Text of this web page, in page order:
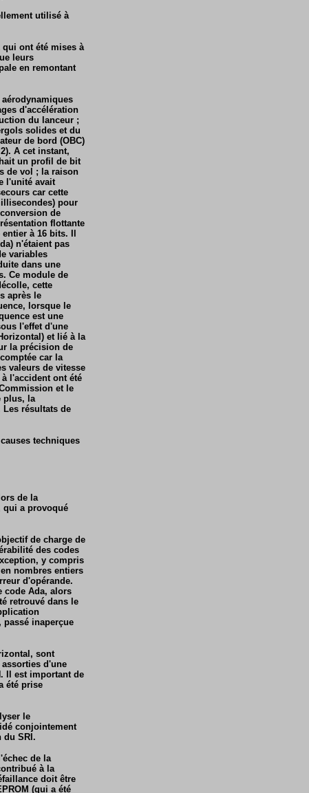
utilisé à
qui ont été mises à
leurs
en remontant
d'accélération
du lanceur ;
solides et du
de bord (OBC)
A cet instant,
un profil de bit
de vol ; la raison
l'unité avait
car cette
pour
de
flottante
à 16 bits. Il
n'étaient pas
variables
dans une
Ce module de
cette
après le
lorsque le
est une
l'effet d'une
et lié à la
la précision de
car la
valeurs de vitesse
l'accident ont été
et le
plus, la
résultats de
techniques
de la
qui a provoqué
de charge de
des codes
y compris
nombres entiers
d'opérande.
code Ada, alors
retrouvé dans le
inaperçue
sont
d'une
Il est important de
été prise
le
conjointement
du SRI.
de la
à la
doit être
(qui a été